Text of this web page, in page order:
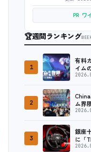
PR ワ
🏆週間ランキング
1
有料
イム
けの
2
ム界
3
銀座
に「
ープ